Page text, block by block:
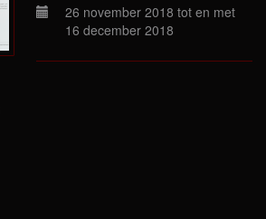
26 november 2018 tot en met
16 december 2018